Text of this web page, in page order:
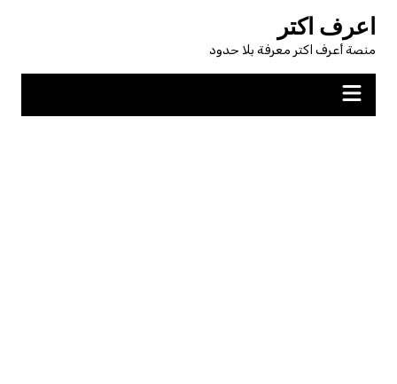
المحتوى
اعرف اكتر
منصة أعرف اكتر معرفة بلا حدود